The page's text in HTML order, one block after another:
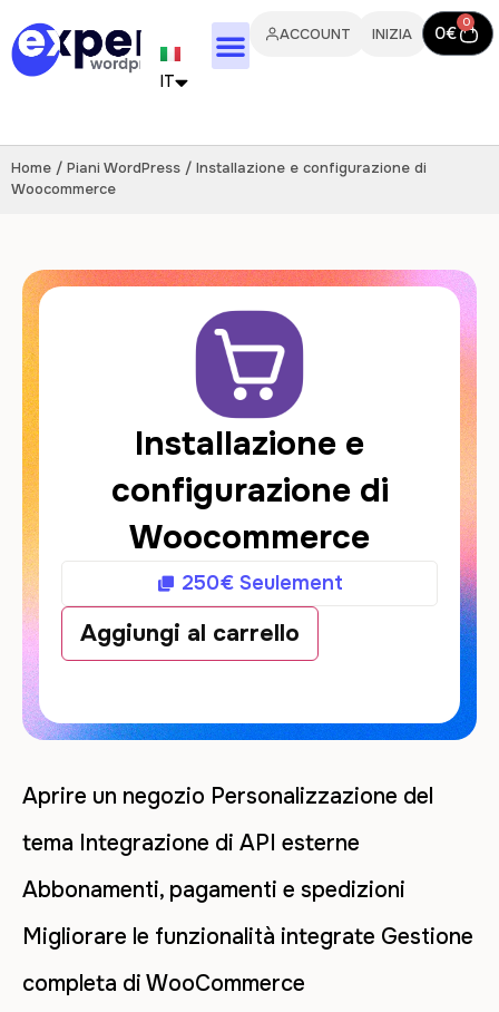
IT
ES
DE
NL
ACCOUNT INIZIA 0€ 0
Home / Piani WordPress / Installazione e configurazione di
Woocommerce
Installazione e
configurazione di
Woocommerce
250€Seulement
Aggiungi al carrello
Aprire un negozio Personalizzazione del
tema Integrazione di API esterne
Abbonamenti, pagamenti e spedizioni
Migliorare le funzionalità integrate Gestione
completa di WooCommerce